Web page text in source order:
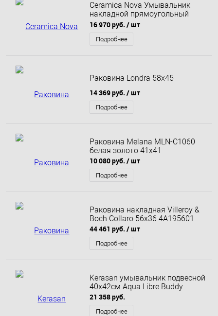
Ceramica Nova Умывальник
накладной прямоугольный
Element 1010х465х180 мм
CN7003
16 970 руб. / шт
Подробнее
Раковина Londra 58х45
14 369 руб. / шт
Подробнее
Раковина Melana MLN-C1060
белая золото 41х41
10 080 руб. / шт
Подробнее
Раковина накладная Villeroy &
Boch Collaro 56x36 4A195601
44 461 руб. / шт
Подробнее
Kerasan умывальник подвесной
40х42см Aqua Libre Buddy
21 358 руб.
Подробнее